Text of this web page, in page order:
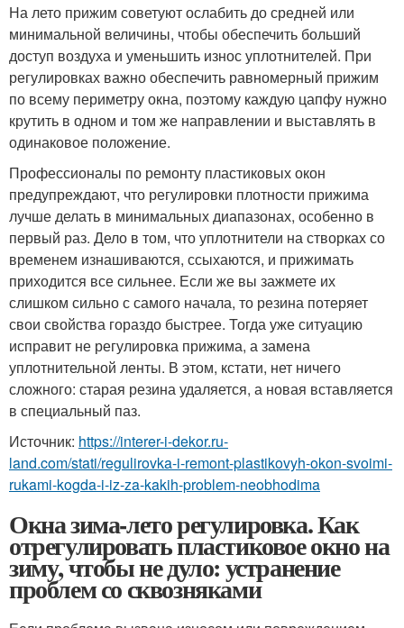
На лето прижим советуют ослабить до средней или
минимальной величины, чтобы обеспечить больший
доступ воздуха и уменьшить износ уплотнителей. При
регулировках важно обеспечить равномерный прижим
по всему периметру окна, поэтому каждую цапфу нужно
крутить в одном и том же направлении и выставлять в
одинаковое положение.
Профессионалы по ремонту пластиковых окон
предупреждают, что регулировки плотности прижима
лучше делать в минимальных диапазонах, особенно в
первый раз. Дело в том, что уплотнители на створках со
временем изнашиваются, ссыхаются, и прижимать
приходится все сильнее. Если же вы зажмете их
слишком сильно с самого начала, то резина потеряет
свои свойства гораздо быстрее. Тогда уже ситуацию
исправит не регулировка прижима, а замена
уплотнительной ленты. В этом, кстати, нет ничего
сложного: старая резина удаляется, а новая вставляется
в специальный паз.
Источник: https://interer-i-dekor.ru-
land.com/stati/regulirovka-i-remont-plastikovyh-okon-svoimi-
rukami-kogda-i-iz-za-kakih-problem-neobhodima
Окна зима-лето регулировка. Как
отрегулировать пластиковое окно на
зиму, чтобы не дуло: устранение
проблем со сквозняками